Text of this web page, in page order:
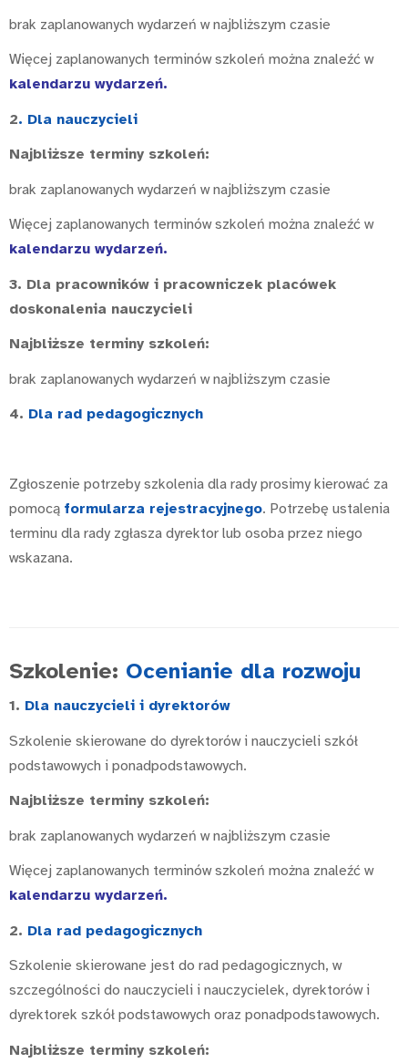
brak zaplanowanych wydarzeń w najbliższym czasie
Więcej zaplanowanych terminów szkoleń można znaleźć w
kalendarzu wydarzeń.
2. Dla nauczycieli
Najbliższe terminy szkoleń:
brak zaplanowanych wydarzeń w najbliższym czasie
Więcej zaplanowanych terminów szkoleń można znaleźć w
kalendarzu wydarzeń.
3. Dla pracowników i pracowniczek placówek
doskonalenia nauczycieli
Najbliższe terminy szkoleń:
brak zaplanowanych wydarzeń w najbliższym czasie
4. Dla rad pedagogicznych
Zgłoszenie potrzeby szkolenia dla rady prosimy kierować za
pomocą formularza rejestracyjnego. Potrzebę ustalenia
terminu dla rady zgłasza dyrektor lub osoba przez niego
wskazana.
Szkolenie: Ocenianie dla rozwoju
1. Dla nauczycieli i dyrektorów
Szkolenie skierowane do dyrektorów i nauczycieli szkół
podstawowych i ponadpodstawowych.
Najbliższe terminy szkoleń:
brak zaplanowanych wydarzeń w najbliższym czasie
Więcej zaplanowanych terminów szkoleń można znaleźć w
kalendarzu wydarzeń.
2. Dla rad pedagogicznych
Szkolenie skierowane jest do rad pedagogicznych, w
szczególności do nauczycieli i nauczycielek, dyrektorów i
dyrektorek szkół podstawowych oraz ponadpodstawowych.
Najbliższe terminy szkoleń: